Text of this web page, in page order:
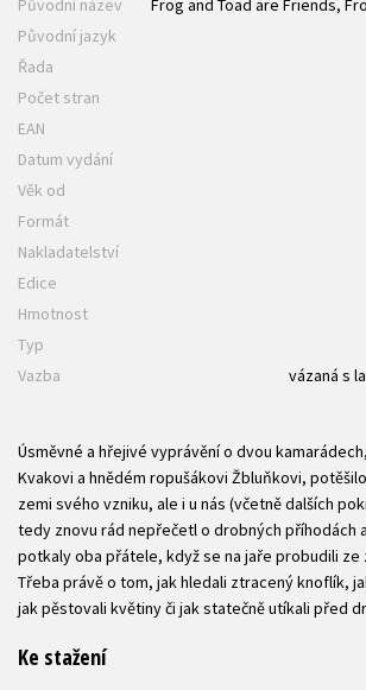
Původní název
Frog and Toad are Friends,
Původní jazyk
Řada
Počet stran
EAN
Datum vydání
Věk od
Formát
Nakladatelství
Edice
Hmotnost
Typ
Vazba
vázaná s
Úsměvné a hřejivé vyprávění o dvou
Kvakovi a hnědém ropušákovi Žbluňkovi,
zemi svého vzniku, ale i u nás (včetně dalších
tedy znovu rád nepřečetl o drobných příhodách
potkaly oba přátele, když se na jaře probudili ze
Třeba právě o tom, jak hledali ztracený knoflík,
jak pěstovali květiny či jak statečně utíkali před
Ke stažení